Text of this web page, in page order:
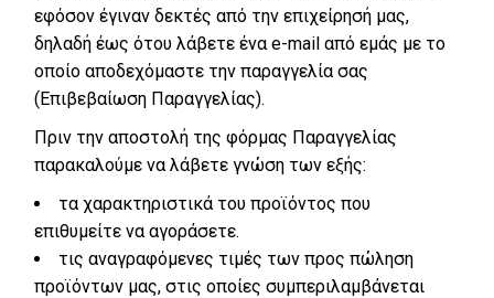
εφόσον έγιναν δεκτές από την επιχείρησή μας,
δηλαδή έως ότου λάβετε ένα e-mail από εμάς με το
οποίο αποδεχόμαστε την παραγγελία σας
(Επιβεβαίωση Παραγγελίας).
Πριν την αποστολή της φόρμας Παραγγελίας
παρακαλούμε να λάβετε γνώση των εξής:
τα χαρακτηριστικά του προϊόντος που
επιθυμείτε να αγοράσετε.
τις αναγραφόμενες τιμές των προς πώληση
προϊόντων μας, στις οποίες συμπεριλαμβάνεται